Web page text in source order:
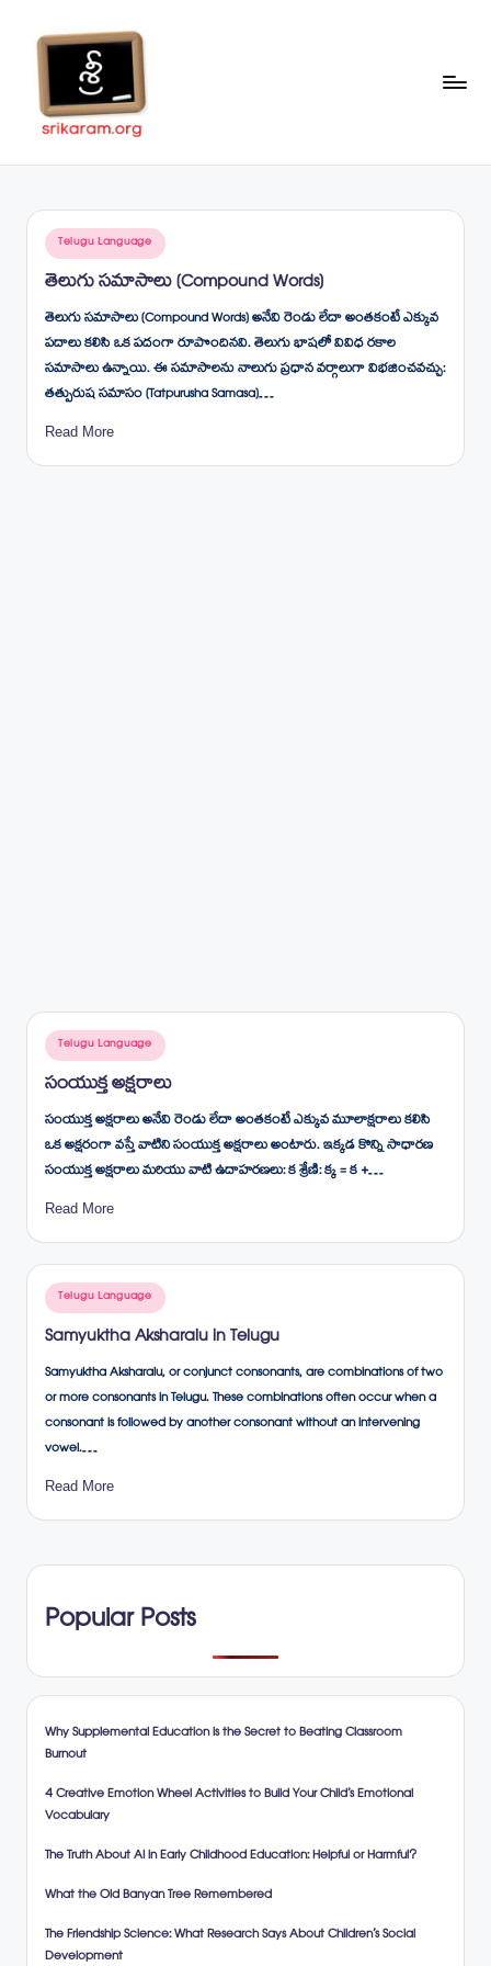
content
Sr
ar
m
.o
rg
Portal
Posted
in
Telugu Language
తెలుగు సమాసాలు (Compound Words)
తెలుగు సమాసాలు (Compound Words) అనేవి రెండు లేదా అంతకంటే ఎక్కువ
పదాలు కలిసి ఒక పదంగా రూపొందినవి. తెలుగు భాషలో వివిధ రకాల
సమాసాలు ఉన్నాయి. ఈ సమాసాలను నాలుగు ప్రధాన వర్గాలుగా విభజించవచ్చు:
తత్పురుష సమాసం (Tatpurusha Samasa)…
Read More
Posted
in
Telugu Language
సంయుక్త అక్షరాలు
సంయుక్త అక్షరాలు అనేవి రెండు లేదా అంతకంటే ఎక్కువ మూలాక్షరాలు కలిసి
ఒక అక్షరంగా వస్తే వాటిని సంయుక్త అక్షరాలు అంటారు. ఇక్కడ కొన్ని సాధారణ
సంయుక్త అక్షరాలు మరియు వాటి ఉదాహరణలు: క శ్రేణి: క్క = క +…
Read More
Posted
in
Telugu Language
Samyuktha Aksharalu in Telugu
Samyuktha Aksharalu, or conjunct consonants, are combinations of two
or more consonants in Telugu. These combinations often occur when a
consonant is followed by another consonant without an intervening
vowel.…
Read More
Popular Posts
Why Supplemental Education is the Secret to Beating Classroom
Burnout
4 Creative Emotion Wheel Activities to Build Your Child’s Emotional
Vocabulary
The Truth About AI in Early Childhood Education: Helpful or Harmful?
What the Old Banyan Tree Remembered
The Friendship Science: What Research Says About Children’s Social
Development